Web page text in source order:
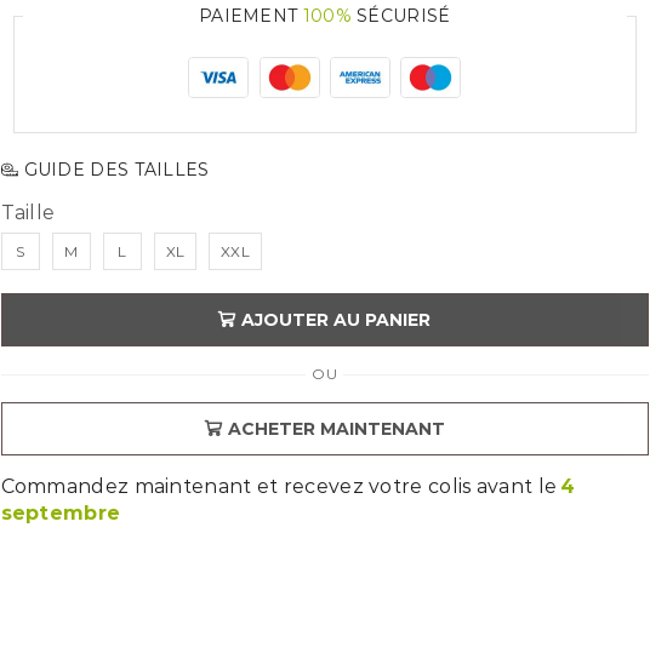
PAIEMENT 100% SÉCURISÉ
GUIDE DES TAILLES
Taille
S M L XL XXL
AJOUTER AU PANIER
OU
ACHETER MAINTENANT
Commandez maintenant et recevez votre colis avant le 4
septembre